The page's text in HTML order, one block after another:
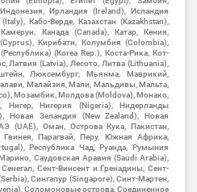
Ирландия (Ireland), Исландия
Кабо-Верде, Казахстан (Kazakhstan),
Канада (Canada), Катар, Кения,
Кирибати, Колумбия (Colombia),
(Korea Rep.), Коста-Рика, Кот-
Латвия (Latvia), Лесото, Литва (Lithuania),
Люксембург, Мьянма, Маврикий,
Малайзия, Мали, Мальдивы, Мальта,
Мозамбик, Молдова (Moldova), Монако,
Нигер, Нигерия (Nigeria), Нидерланды
Новая Зеландия (New Zealand), Новая
(UAE), Оман, Острова Кука, Пакистан,
Гвинея, Парагвай, Перу, Южная Африка,
Республика Чад, Руанда, Румыния
Саудовская Аравия (Saudi Arabia),
Сент-Винсент и Гренадины, Сент-
Сингапур (Singapore), Синт-Мартен,
Соломоновые острова, Соединенное